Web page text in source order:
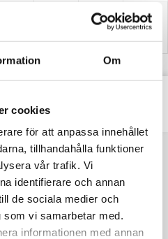
Om
cookies
för att anpassa innehållet
tillhandahålla funktioner
vår trafik. Vi
identifierare och annan
de sociala medier och
vi samarbetar med.
informationen med annan